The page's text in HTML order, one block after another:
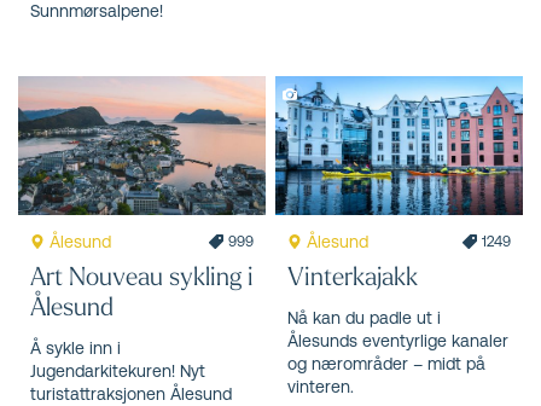
Sunnmørsalpene!
Ålesund 999
Art Nouveau sykling i
Ålesund
Å sykle inn i
Jugendarkitekuren! Nyt
turistattraksjonen Ålesund
Ålesund 1249
Vinterkajakk
Nå kan du padle ut i
Ålesunds eventyrlige kanaler
og nærområder – midt på
vinteren.